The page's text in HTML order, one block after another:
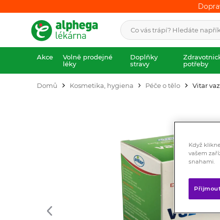
Akce
Volně prodejné
léky
Doplňky
stravy
potřeby
Domů Kosmetika, hygiena Péče o tělo Vitar
Když
vašem
snahami.